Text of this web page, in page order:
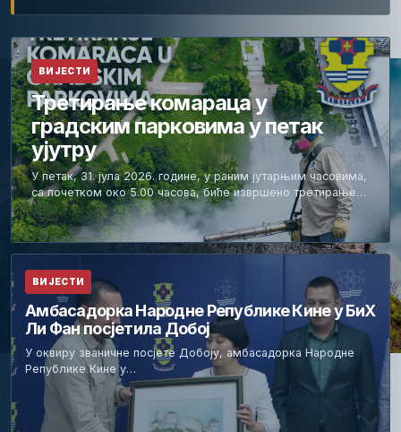
ВИЈЕСТИ
Третирање комараца у
градским парковима у петак
ујутру
У петак, 31. јула 2026. године, у раним јутарњим часовима,
са почетком око 5.00 часова, биће извршено третирање…
ВИЈЕСТИ
Амбасадорка Народне Републике Кине у БиХ
Ли Фан посјетила Добој
У оквиру званичне посјете Добоју, амбасадорка Народне
Републике Кине у…